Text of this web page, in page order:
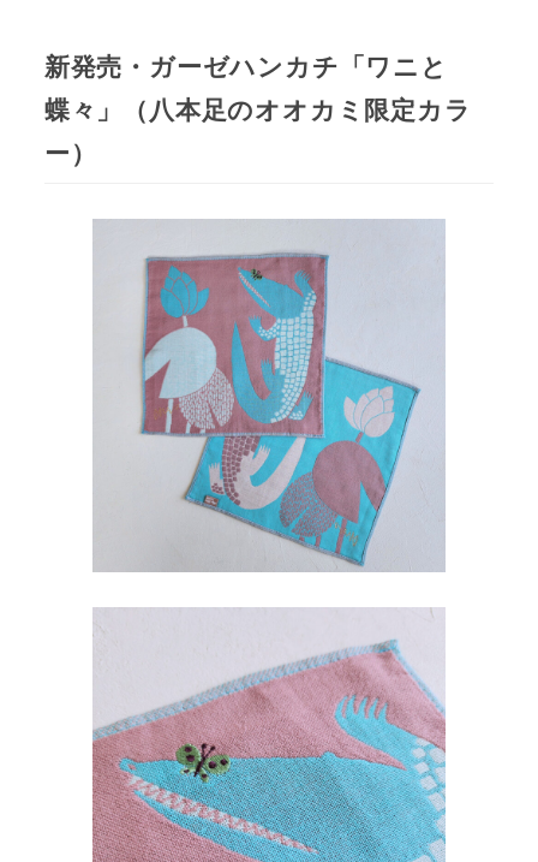
新発売・ガーゼハンカチ「ワニと
蝶々」（八本足のオオカミ限定カラ
ー）